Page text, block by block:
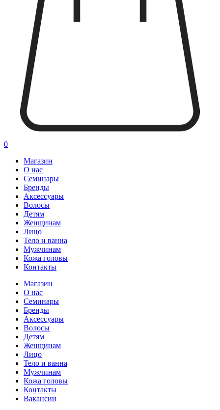
0
Магазин
О нас
Семинары
Бренды
Аксессуары
Волосы
Детям
Женщинам
Лицо
Тело и ванна
Мужчинам
Кожа головы
Контакты
Магазин
О нас
Семинары
Бренды
Аксессуары
Волосы
Детям
Женщинам
Лицо
Тело и ванна
Мужчинам
Кожа головы
Контакты
Вакансии